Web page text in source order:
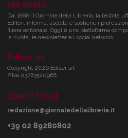
CHI SIAMO
Dal 1888 il Giornale della Libreria, la testata
Editori, informa, ascolta e sostiene i
filiera editoriale. Oggi è una piattaforma
la rivista, le newsletter e i social network.
Ediser srl
Copyright 2026 Ediser srl
P.Iva 03763520966
CONTATTACI
redazione@giornaledellalibreria.it
+39 02 89280802